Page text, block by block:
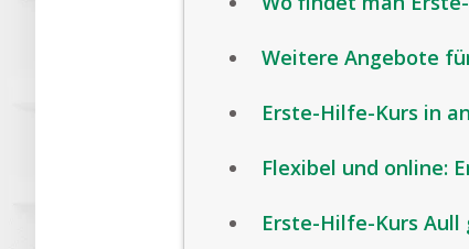
Weitere Angebote
Erste-Hilfe-Kurs in
Flexibel und online:
Erste-Hilfe-Kurs Aull